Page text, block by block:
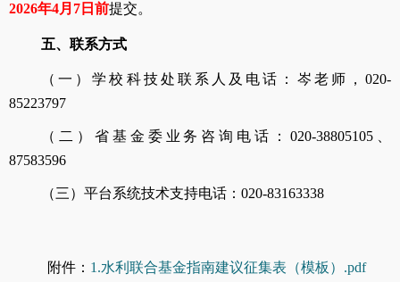
2026年4月 7 日前提交。
五、联系方式
（一）学校科技处联系人及电话：岑老师，020-
85223797
（二）省基金委业务咨询电话：020-38805105、
87583596
（三）平台系统技术支持电话：020-83163338
附件： 1.水利联合基金指南建议征集表（模板）.pdf